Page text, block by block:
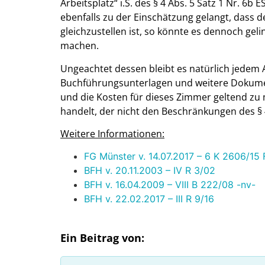
Arbeitsplatz“ i.S. des § 4 Abs. 5 Satz 1 Nr. 6b
ebenfalls zu der Einschätzung gelangt, dass
gleichzustellen ist, so könnte es dennoch
machen.
Ungeachtet dessen bleibt es natürlich
Buchführungsunterlagen und weitere
und die Kosten für dieses Zimmer geltend
handelt, der nicht den Beschränkungen des §
Weitere Informationen:
FG Münster v. 14.07.2017 – 6 K 2606/15
BFH v. 20.11.2003 – IV R 3/02
BFH v. 16.04.2009 – VIII B 222/08 -nv-
BFH v. 22.02.2017 – III R 9/16
Ein Beitrag von: